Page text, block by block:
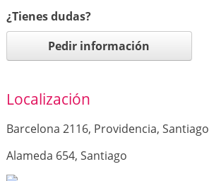
¿Tienes dudas?
Pedir información
Localización
Barcelona 2116, Providencia, Santiago
Alameda 654, Santiago